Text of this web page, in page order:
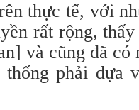
thực tế, với
rất rộng,
và cũng đã có
thống phải dựa